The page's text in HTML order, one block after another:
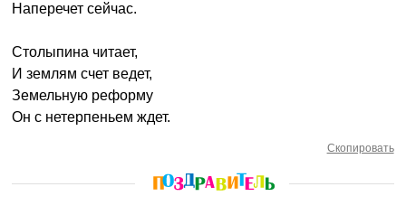
Наперечет сейчас.
Столыпина читает,
И землям счет ведет,
Земельную реформу
Он с нетерпеньем ждет.
Скопировать